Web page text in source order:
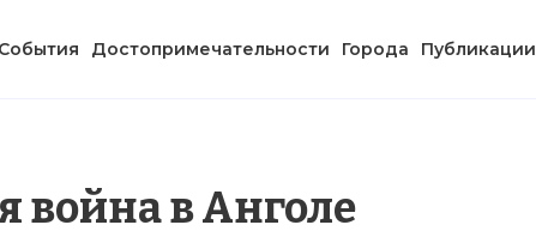
События Достопримечательности Города Публикации
война в Анголе